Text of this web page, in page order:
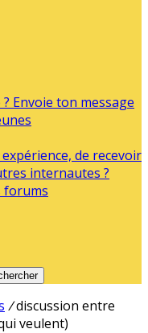
Envoie ton message
de recevoir
internautes ?
forums
/discussion entre
veulent)